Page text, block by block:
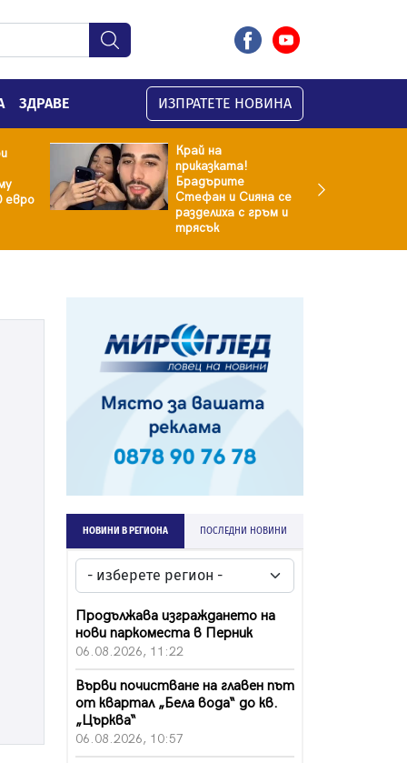
ЗДРАВЕ ИЗПРАТЕТЕ НОВИНА
евро
Край на
приказката!
Брадърите
Стефан и Сияна се
разделиха с гръм и
трясък
НОВИНИ В РЕГИОНА ПОСЛЕДНИ НОВИНИ
Продължава изграждането на
нови паркоместа в Перник
06.08.2026, 11:22
Върви почистване на главен път
от квартал „Бела вода“ до кв.
„Църква“
06.08.2026, 10:57